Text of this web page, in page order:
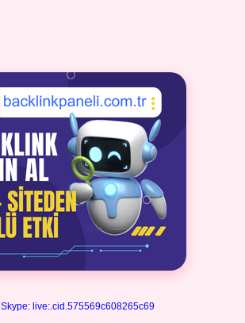
Skype: live:.cid.575569c608265c69